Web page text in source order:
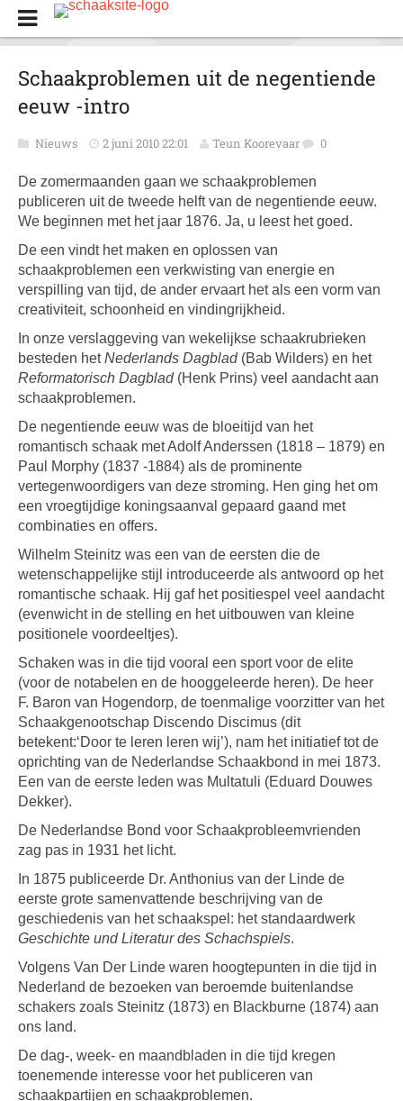
Schaakproblemen uit de negentiende
eeuw -intro
Nieuws 2 juni 2010 22:01 Teun Koorevaar 0
De zomermaanden gaan we schaakproblemen
publiceren uit de tweede helft van de negentiende eeuw.
We beginnen met het jaar 1876. Ja, u leest het goed.
De een vindt het maken en oplossen van
schaakproblemen een verkwisting van energie en
verspilling van tijd, de ander ervaart het als een vorm van
creativiteit, schoonheid en vindingrijkheid.
In onze verslaggeving van wekelijkse schaakrubrieken
besteden hetNederlands Dagblad (Bab Wilders) en het
Reformatorisch Dagblad (Henk Prins) veel aandacht aan
schaakproblemen.
De negentiende eeuw was de bloeitijd van het
romantisch schaak met Adolf Anderssen (1818 – 1879) en
Paul Morphy (1837 -1884) als de prominente
vertegenwoordigers van deze stroming. Hen ging het om
een vroegtijdige koningsaanval gepaard gaand met
combinaties en offers.
Wilhelm Steinitz was een van de eersten die de
wetenschappelijke stijl introduceerde als antwoord op het
romantische schaak. Hij gaf het positiespel veel aandacht
(evenwicht in de stelling en het uitbouwen van kleine
positionele voordeeltjes).
Schaken was in die tijd vooral een sport voor de elite
(voor de notabelen en de hooggeleerde heren). De heer
F. Baron van Hogendorp, de toenmalige voorzitter van het
Schaakgenootschap Discendo Discimus (dit
betekent:‘Door te leren leren wij’), nam het initiatief tot de
oprichting van de Nederlandse Schaakbond in mei 1873.
Een van de eerste leden was Multatuli (Eduard Douwes
Dekker).
De Nederlandse Bond voor Schaakprobleemvrienden
zag pas in 1931 het licht.
In 1875 publiceerde Dr. Anthonius van der Linde de
eerste grote samenvattende beschrijving van de
geschiedenis van het schaakspel: het standaardwerk
Geschichte und Literatur des Schachspiels.
Volgens Van Der Linde waren hoogtepunten in die tijd in
Nederland de bezoeken van beroemde buitenlandse
schakers zoals Steinitz (1873) en Blackburne (1874) aan
ons land.
De dag-, week- en maandbladen in die tijd kregen
toenemende interesse voor het publiceren van
schaakpartijen en schaakproblemen.